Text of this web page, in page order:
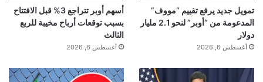
تمويل جديد يرفع تقييم “مووف”
المدعومة من “أوبر” لنحو 2.1 مليار
دولار
أغسطس 6, 2026
أسهم أوبر تتراجع 3% قبل الافتتاح
بسبب توقعات أرباح مخيبة للربع
الثالث
أغسطس 6, 2026